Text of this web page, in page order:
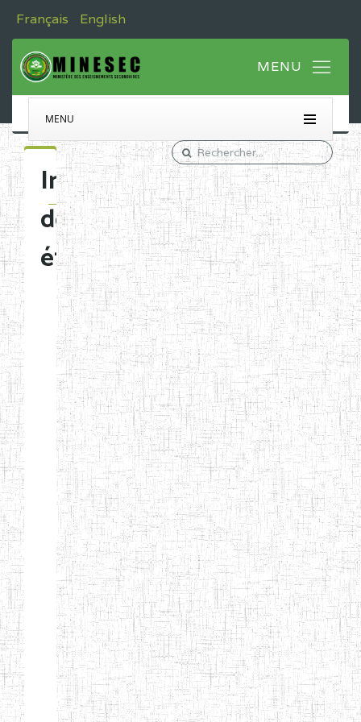
Français English
MENU
Immatriculation
des
établissements
Etablissements
d'enseignement
normal
ENI
Chercher:
Effacer les filtres
Denomination
Type